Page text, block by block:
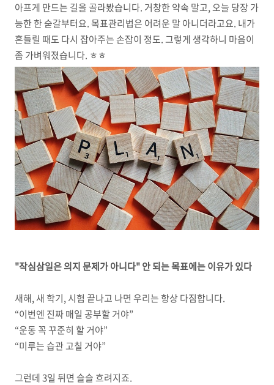
아프게 만드는 길을 골라봤습니다. 거창한 약속 말고, 오늘 당장 가
능한 한 숟갈부터요. 목표관리법은 어려운 말 아니더라고요. 내가
흔들릴 때도 다시 잡아주는 손잡이 정도. 그렇게 생각하니 마음이
좀 가벼워졌습니다. ㅎㅎ
"작심삼일은 의지 문제가 아니다" 안 되는 목표에는 이유가 있다
새해, 새 학기, 시험 끝나고 나면 우리는 항상 다짐합니다.
“이번엔 진짜 매일 공부할 거야”
“운동 꼭 꾸준히 할 거야”
“미루는 습관 고칠 거야”
그런데 3일 뒤면 슬슬 흐려지죠.